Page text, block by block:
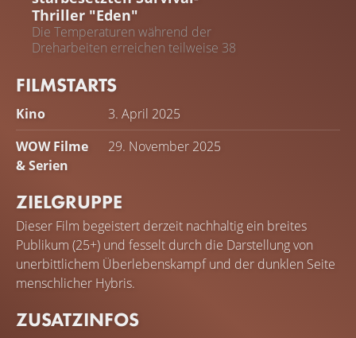
Thriller "Eden"
Die Temperaturen während der
Dreharbeiten erreichen teilweise 38
FILMSTARTS
Kino
3. April 2025
WOW Filme
& Serien
29. November 2025
ZIELGRUPPE
Dieser Film begeistert derzeit nachhaltig ein breites
Publikum (25+) und fesselt durch die Darstellung von
unerbittlichem Überlebenskampf und der dunklen Seite
menschlicher Hybris.
ZUSATZINFOS